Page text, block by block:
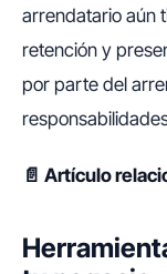
arrendatario aún
retención y
por parte del
📄 Artículo